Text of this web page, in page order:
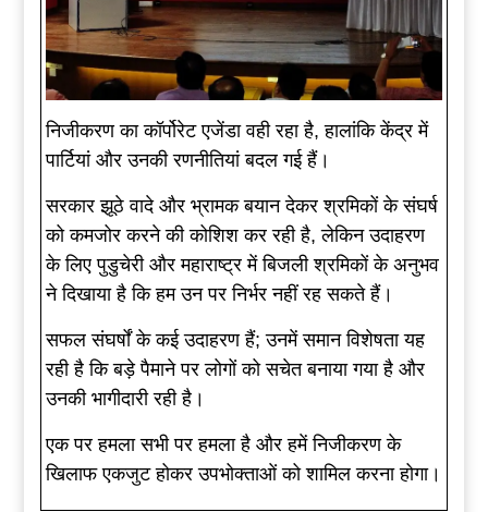
निजीकरण का कॉर्पोरेट एजेंडा वही रहा है, हालांकि केंद्र में
पार्टियां और उनकी रणनीतियां बदल गई हैं।
सरकार झूठे वादे और भ्रामक बयान देकर श्रमिकों के संघर्ष
को कमजोर करने की कोशिश कर रही है, लेकिन उदाहरण
के लिए पुडुचेरी और महाराष्ट्र में बिजली श्रमिकों के अनुभव
ने दिखाया है कि हम उन पर निर्भर नहीं रह सकते हैं।
सफल संघर्षों के कई उदाहरण हैं; उनमें समान विशेषता यह
रही है कि बड़े पैमाने पर लोगों को सचेत बनाया गया है और
उनकी भागीदारी रही है।
एक पर हमला सभी पर हमला है और हमें निजीकरण के
खिलाफ एकजुट होकर उपभोक्ताओं को शामिल करना होगा।